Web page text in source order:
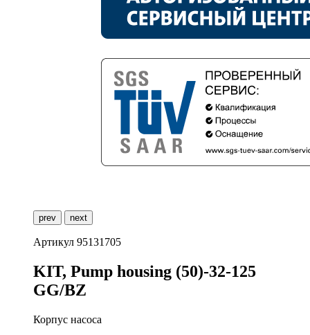
prev next
Артикул 95131705
KIT, Pump housing (50)-32-125
GG/BZ
Корпус насоса